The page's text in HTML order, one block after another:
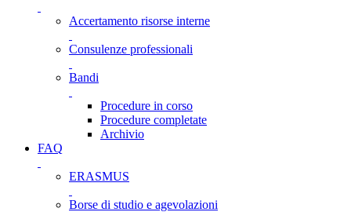
Accertamento risorse interne
Consulenze professionali
Bandi
Procedure in corso
Procedure completate
Archivio
FAQ
ERASMUS
Borse di studio e agevolazioni